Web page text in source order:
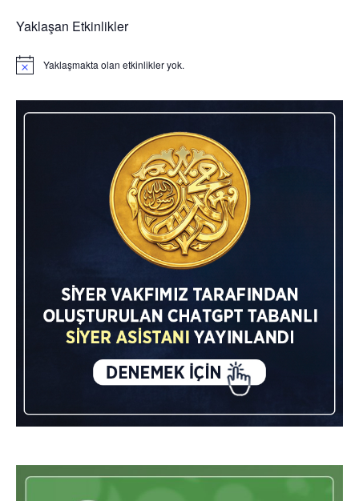
Yaklaşan Etkinlikler
Notice Yaklaşmakta olan etkinlikler yok.